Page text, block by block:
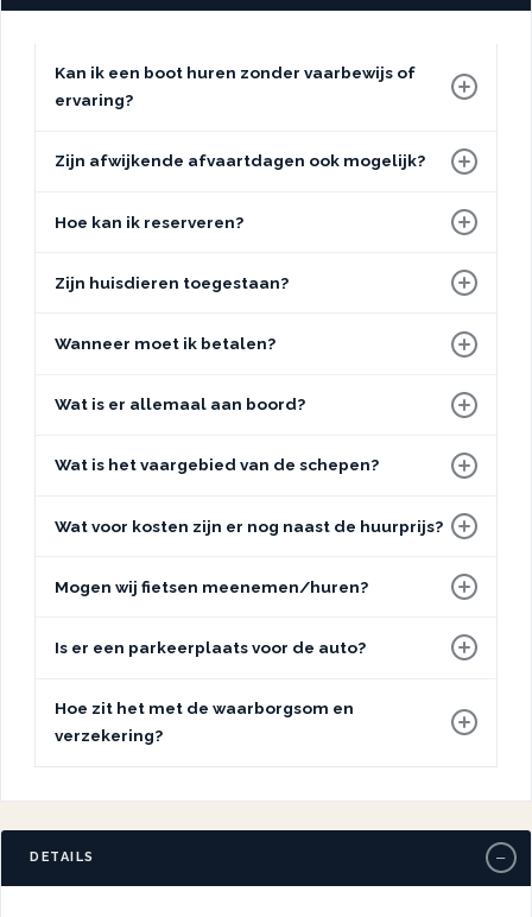
DETAILS −
Kan ik een boot huren zonder vaarbewijs of
ervaring?
Zijn afwijkende afvaartdagen ook mogelijk?
Hoe kan ik reserveren?
Zijn huisdieren toegestaan?
Wanneer moet ik betalen?
Wat is er allemaal aan boord?
Wat is het vaargebied van de schepen?
Wat voor kosten zijn er nog naast de huurprijs?
Mogen wij fietsen meenemen/huren?
Is er een parkeerplaats voor de auto?
Hoe zit het met de waarborgsom en
verzekering?